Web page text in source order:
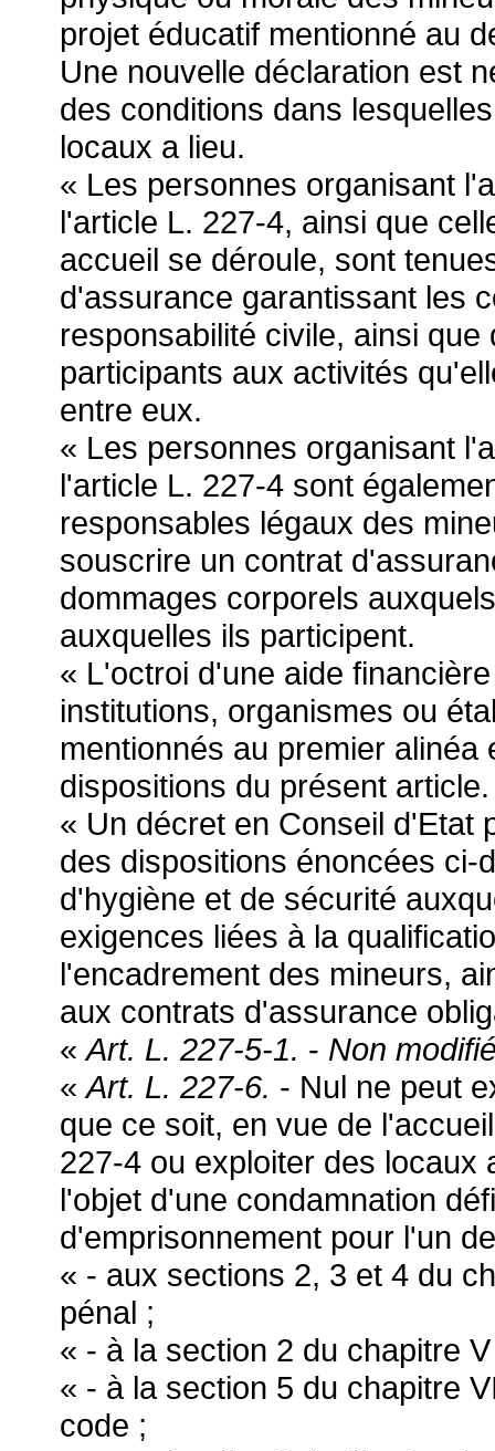
projet éducatif mentionné au
Une nouvelle déclaration est
des conditions dans
locaux a lieu.
« Les personnes organisant
l'article L. 227-4, ainsi que
accueil se déroule, sont
d'assurance garantissant les
responsabilité civile, ainsi
participants aux activités
entre eux.
« Les personnes organisant
l'article L. 227-4 sont
responsables légaux des
souscrire un contrat
dommages corporels
auxquelles ils participent.
« L'octroi d'une aide
institutions, organismes ou
mentionnés au premier
dispositions du présent article.
« Un décret en Conseil d'Etat
des dispositions énoncées
d'hygiène et de sécurité
exigences liées à la
l'encadrement des mineurs,
aux contrats d'assurance
« Art. L. 227-5-1. - Non
« Art. L. 227-6. - Nul ne peut
que ce soit, en vue de
227-4 ou exploiter des locaux
l'objet d'une condamnation
d'emprisonnement pour l'un
« - aux sections 2, 3 et 4 du
pénal ;
« - à la section 2 du chapitre
« - à la section 5 du chapitre
code ;